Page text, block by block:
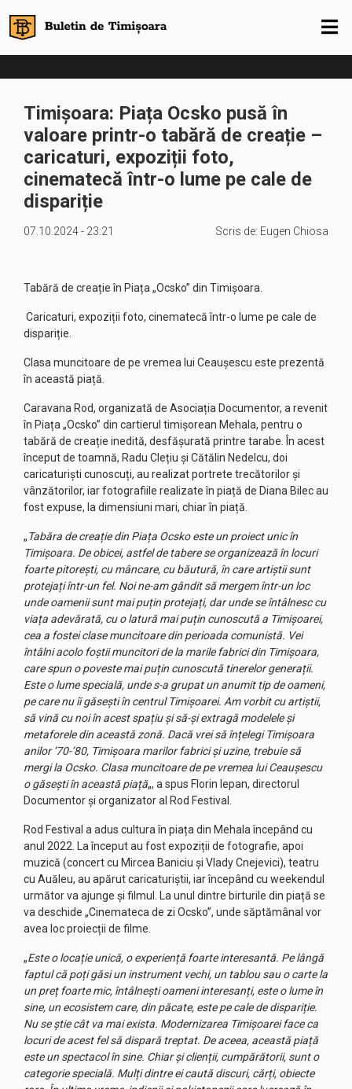
Timișoara: Piața Ocsko pusă în
valoare printr-o tabără de creație –
caricaturi, expoziții foto,
cinematecă într-o lume pe cale de
dispariție
07.10.2024 - 23:21 Scris de: Eugen Chiosa
Tabără de creație în Piața „Ocsko” din Timișoara.
Caricaturi, expoziții foto, cinematecă într-o lume pe cale de
dispariție.
Clasa muncitoare de pe vremea lui Ceaușescu este prezentă
în această piață.
Caravana Rod, organizată de Asociația Documentor, a revenit
în Piața „Ocsko” din cartierul timișorean Mehala, pentru o
tabără de creație inedită, desfășurată printre tarabe. În acest
început de toamnă, Radu Clețiu și Cătălin Nedelcu, doi
caricaturiști cunoscuți, au realizat portrete trecătorilor și
vânzătorilor, iar fotografiile realizate în piață de Diana Bilec au
fost expuse, la dimensiuni mari, chiar în piață.
„Tabăra de creație din Piața Ocsko este un proiect unic în
Timișoara. De obicei, astfel de tabere se organizează în locuri
foarte pitorești, cu mâncare, cu băutură, în care artiștii sunt
protejați într-un fel. Noi ne-am gândit să mergem într-un loc
unde oamenii sunt mai puțin protejați, dar unde se întâlnesc cu
viața adevărată, cu o latură mai puțin cunoscută a Timișoarei,
cea a fostei clase muncitoare din perioada comunistă. Vei
întâlni acolo foștii muncitori de la marile fabrici din Timișoara,
care spun o poveste mai puțin cunoscută tinerelor generații.
Este o lume specială, unde s-a grupat un anumit tip de oameni,
pe care nu îi găsești în centrul Timișoarei. Am vorbit cu artiștii,
să vină cu noi în acest spațiu și să-și extragă modelele și
metaforele din această zonă. Dacă vrei să înțelegi Timișoara
anilor ’70-’80, Timișoara marilor fabrici și uzine, trebuie să
mergi la Ocsko. Clasa muncitoare de pe vremea lui Ceaușescu
o găsești în această piață„, a spus Florin Iepan, directorul
Documentor și organizator al Rod Festival.
Rod Festival a adus cultura în piața din Mehala începând cu
anul 2022. La început au fost expoziții de fotografie, apoi
muzică (concert cu Mircea Baniciu și Vlady Cnejevici), teatru
cu Auăleu, au apărut caricaturiștii, iar începând cu weekendul
următor va ajunge și filmul. La unul dintre birturile din piață se
va deschide „Cinemateca de zi Ocsko”, unde săptămânal vor
avea loc proiecții de filme.
„Este o locație unică, o experiență foarte interesantă. Pe lângă
faptul că poți găsi un instrument vechi, un tablou sau o carte la
un preț foarte mic, întâlnești oameni interesanți, este o lume în
sine, un ecosistem care, din păcate, este pe cale de dispariție.
Nu se știe cât va mai exista. Modernizarea Timișoarei face ca
locuri de acest fel să dispară treptat. De aceea, această piață
este un spectacol în sine. Chiar și clienții, cumpărătorii, sunt o
categorie specială. Mulți dintre ei caută discuri, cărți, obiecte